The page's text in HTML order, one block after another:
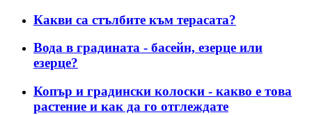
Какви са стълбите към терасата?
Вода в градината - басейн, езерце или
езерце?
Копър и градински колоски - какво е това
растение и как да го отглеждате